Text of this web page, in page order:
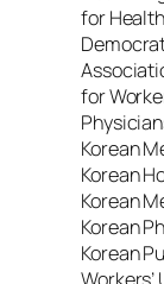
for
for
Korean
Korean
Korean
Korean
Korean